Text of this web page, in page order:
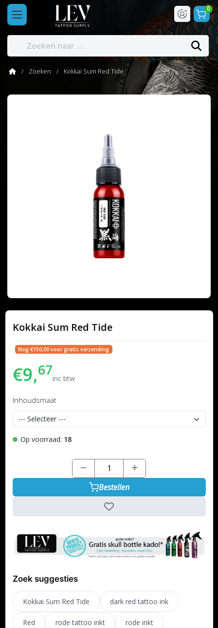
0
Zoeken Kokkai Sum Red Tide
Kokkai Sum Red Tide
Nog €150,00 voor gratis verzending
€9,67inc btw
Inhoudsmaat
Op voorraad: 18
Bestellen
Zoek suggesties
Kokkai Sum Red Tide dark red tattoo ink
Red rode tattoo inkt rode inkt